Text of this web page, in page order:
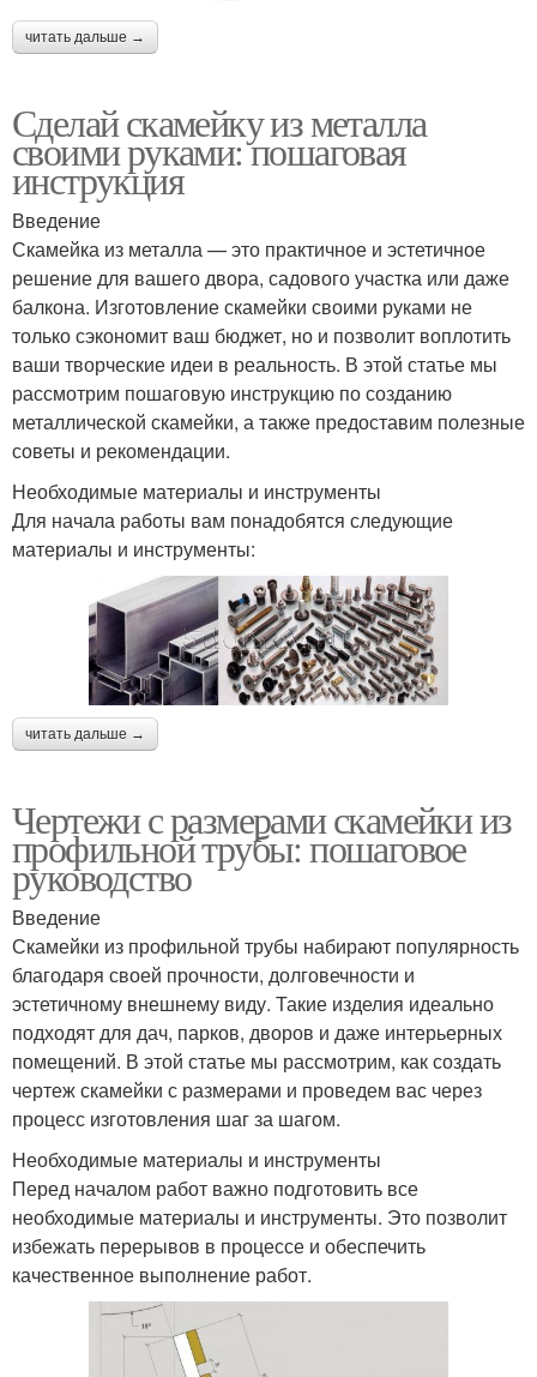
читать дальше →
Сделай скамейку из металла
своими руками: пошаговая
инструкция
Введение
Скамейка из металла — это практичное и эстетичное
решение для вашего двора, садового участка или даже
балкона. Изготовление скамейки своими руками не
только сэкономит ваш бюджет, но и позволит воплотить
ваши творческие идеи в реальность. В этой статье мы
рассмотрим пошаговую инструкцию по созданию
металлической скамейки, а также предоставим полезные
советы и рекомендации.
Необходимые материалы и инструменты
Для начала работы вам понадобятся следующие
материалы и инструменты:
читать дальше →
Чертежи с размерами скамейки из
профильной трубы: пошаговое
руководство
Введение
Скамейки из профильной трубы набирают популярность
благодаря своей прочности, долговечности и
эстетичному внешнему виду. Такие изделия идеально
подходят для дач, парков, дворов и даже интерьерных
помещений. В этой статье мы рассмотрим, как создать
чертеж скамейки с размерами и проведем вас через
процесс изготовления шаг за шагом.
Необходимые материалы и инструменты
Перед началом работ важно подготовить все
необходимые материалы и инструменты. Это позволит
избежать перерывов в процессе и обеспечить
качественное выполнение работ.